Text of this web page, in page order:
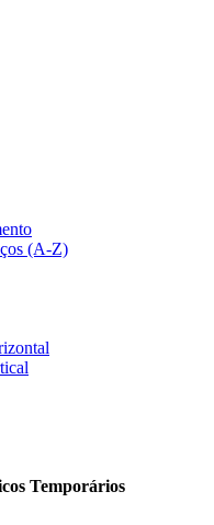
(A-Z)
Temporários